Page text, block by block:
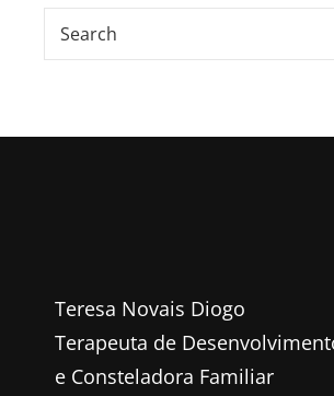
Teresa Novais Diogo
Terapeuta de
e Consteladora Familiar